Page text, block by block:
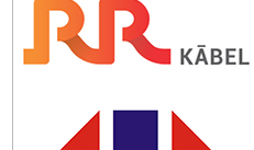
KIM THU SÉT ABB OPR45